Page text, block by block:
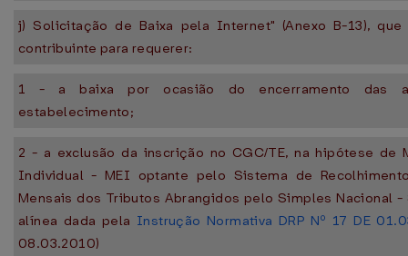
j) Solicitação de Baixa pela Internet" (Anexo B-13),
contribuinte para requerer:
1 - a baixa por ocasião do encerramento das
estabelecimento;
2 - a exclusão da inscrição no CGC/TE, na hipótese de
Individual - MEI optante pelo Sistema de
Mensais dos Tributos Abrangidos pelo Simples Nacional -
alínea dada pela Instrução Normativa DRP Nº 17 DE
08.03.2010)